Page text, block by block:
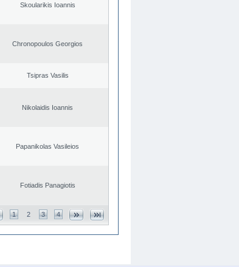
Skoularikis Ioannis
Chronopoulos Georgios
Tsipras Vasilis
Nikolaidis Ioannis
Papanikolas Vasileios
Fotiadis Panagiotis
1 2 3 4